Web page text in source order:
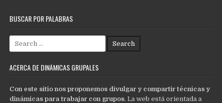
BUSCAR POR PALABRAS
Search
for:
ACERCA DE DINÁMICAS GRUPALES
Con este sitio nos proponemos divulgar y compartir técnicas y
dinámicas para trabajar con grupos. La web está orientada a